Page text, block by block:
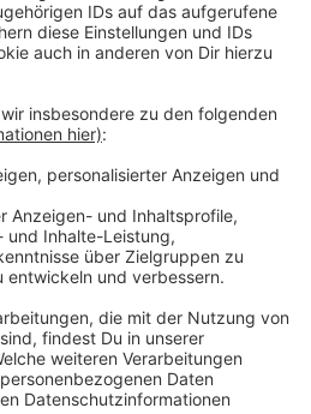
mit Lisa Feller
von und mit Lisa Feller, die
machen wird. Lisa lässt dabei
im Herbst begegnet. Die
und Mücken im Herbst,
Herbst.